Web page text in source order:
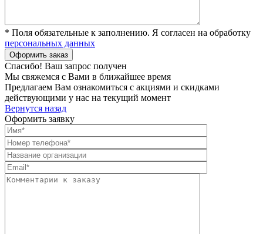
* Поля обязательные к заполнению. Я согласен на обработку
персональных данных
Спасибо! Ваш запрос получен
Мы свяжемся с Вами в ближайшее время
Предлагаем Вам ознакомиться с акциями и скидками
действующими у нас на текущий момент
Вернутся назад
Оформить заявку